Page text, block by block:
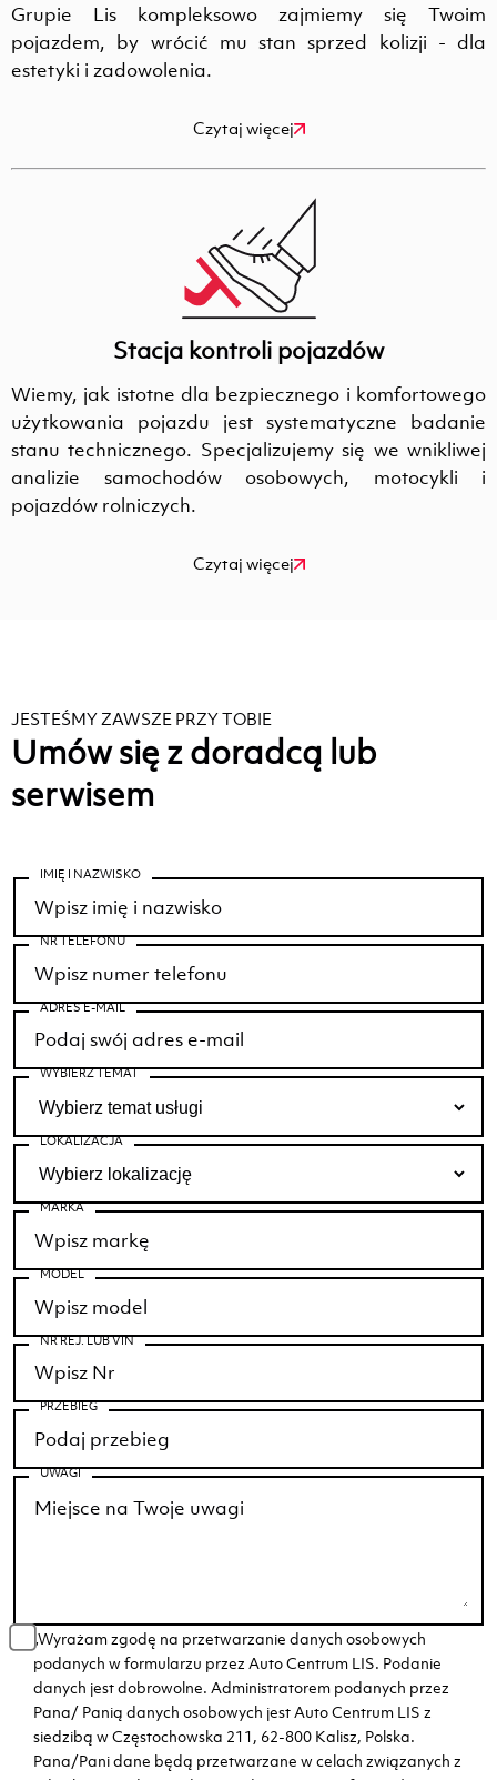
Grupie Lis kompleksowo zajmiemy się Twoim
pojazdem, by wrócić mu stan sprzed kolizji - dla
estetyki i zadowolenia.
Czytaj więcej
Stacja kontroli pojazdów
Wiemy, jak istotne dla bezpiecznego i komfortowego
użytkowania pojazdu jest systematyczne badanie
stanu technicznego. Specjalizujemy się we wnikliwej
analizie samochodów osobowych, motocykli i
pojazdów rolniczych.
Czytaj więcej
JESTEŚMY ZAWSZE PRZY TOBIE
Umów się z doradcą lub
serwisem
IMIĘ I NAZWISKO
NR TELEFONU
ADRES E-MAIL
WYBIERZ TEMAT
LOKALIZACJA
MARKA
MODEL
NR REJ. LUB VIN
PRZEBIEG
UWAGI
„Wyrażam zgodę na przetwarzanie danych osobowych
podanych w formularzu przez Auto Centrum LIS. Podanie
danych jest dobrowolne. Administratorem podanych przez
Pana/ Panią danych osobowych jest Auto Centrum LIS z
siedzibą w Częstochowska 211, 62-800 Kalisz, Polska.
Pana/Pani dane będą przetwarzane w celach związanych z